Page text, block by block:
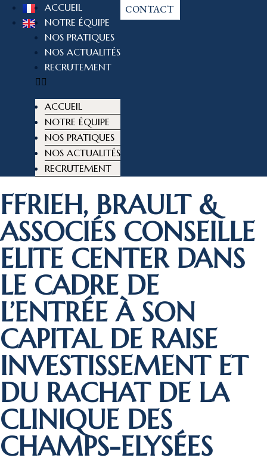
ACCUEIL
NOTRE ÉQUIPE
NOS PRATIQUES
NOS ACTUALITÉS
RECRUTEMENT
ACCUEIL
NOTRE ÉQUIPE
NOS PRATIQUES
NOS ACTUALITÉS
RECRUTEMENT
CONTACT
FFRIEH, BRAULT &
ASSOCIÉS CONSEILLE
ELITE CENTER DANS
LE CADRE DE
L’ENTRÉE À SON
CAPITAL DE RAISE
INVESTISSEMENT ET
DU RACHAT DE LA
CLINIQUE DES
CHAMPS-ELYSÉES